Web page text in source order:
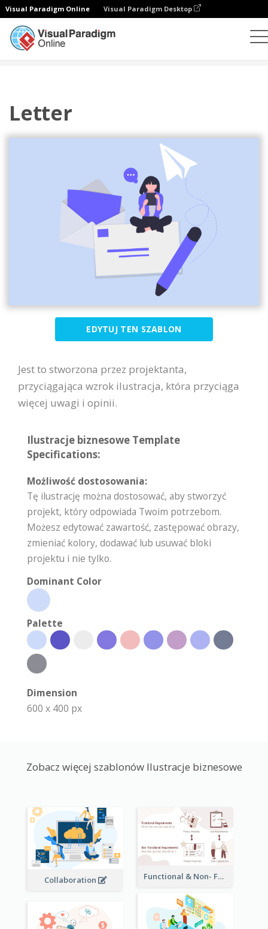
Visual Paradigm Online Visual Paradigm Desktop
Letter
EDYTUJ TEN SZABLON
Jest to stworzona przez projektanta,
przyciągająca wzrok ilustracja, która przyciąga
więcej uwagi i opinii.
Ilustracje biznesowe Template
Specifications:
Możliwość dostosowania:
Tę ilustrację można dostosować, aby stworzyć
projekt, który odpowiada Twoim potrzebom.
Możesz edytować zawartość, zastępować obrazy,
zmieniać kolory, dodawać lub usuwać bloki
projektu i nie tylko.
Dominant Color
Palette
Dimension
600 x 400 px
Zobacz więcej szablonów Ilustracje biznesowe
Collaboration Functional & Non- Functional Requirements Illustration